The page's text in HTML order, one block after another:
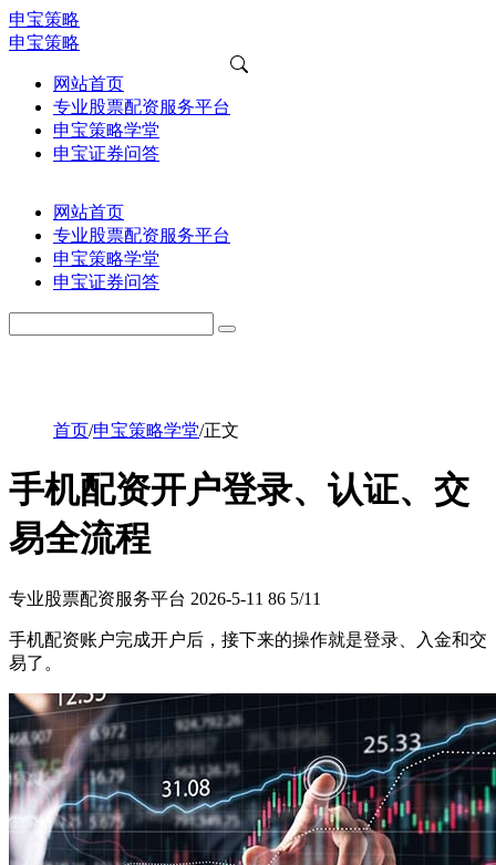
申宝策略
申宝策略
网站首页
专业股票配资服务平台
申宝策略学堂
申宝证券问答
网站首页
专业股票配资服务平台
申宝策略学堂
申宝证券问答
首页/申宝策略学堂/正文
手机配资开户登录、认证、交
易全流程
专业股票配资服务平台 2026-5-11 86 5/11
手机配资账户完成开户后，接下来的操作就是登录、入金和交
易了。